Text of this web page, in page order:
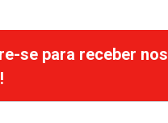
se para receber